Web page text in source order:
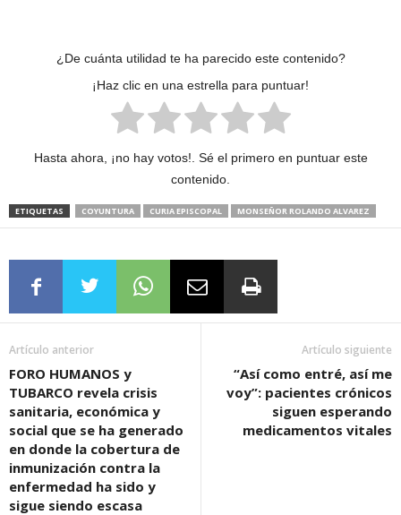
¿De cuánta utilidad te ha parecido este contenido?
¡Haz clic en una estrella para puntuar!
Hasta ahora, ¡no hay votos!. Sé el primero en puntuar este
contenido.
ETIQUETAS COYUNTURA CURIA EPISCOPAL MONSEÑOR ROLANDO ALVAREZ
Artículo anterior
FORO HUMANOS y
TUBARCO revela crisis
sanitaria, económica y
social que se ha generado
en donde la cobertura de
inmunización contra la
enfermedad ha sido y
sigue siendo escasa
Artículo siguiente
“Así como entré, así me
voy”: pacientes crónicos
siguen esperando
medicamentos vitales